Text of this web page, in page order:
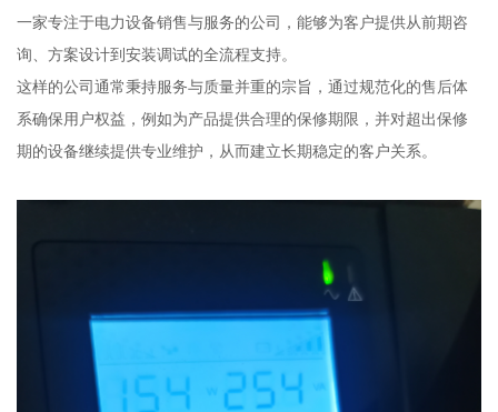
一家专注于电力设备销售与服务的公司，能够为客户提供从前期咨
询、方案设计到安装调试的全流程支持。
这样的公司通常秉持服务与质量并重的宗旨，通过规范化的售后体
系确保用户权益，例如为产品提供合理的保修期限，并对超出保修
期的设备继续提供专业维护，从而建立长期稳定的客户关系。